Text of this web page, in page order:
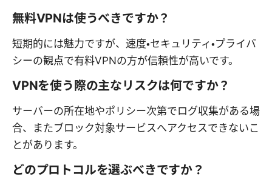
無料VPNは使うべきですか？
短期的には魅力ですが、速度・セキュリティ・プライバ
シーの観点で有料VPNの方が信頼性が高いです。
VPNを使う際の主なリスクは何ですか？
サーバーの所在地やポリシー次第でログ収集がある場
合、またブロック対象サービスへアクセスできないこ
とがあります。
どのプロトコルを選ぶべきですか？